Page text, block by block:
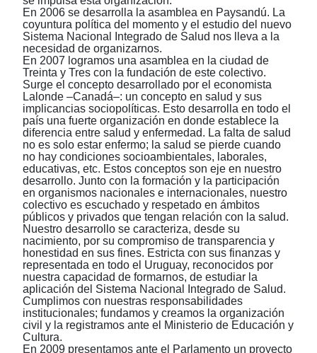
En 2006 se desarrolla la asamblea en Paysandú. La
coyuntura política del momento y el estudio del nuevo
Sistema Nacional Integrado de Salud nos lleva a la
necesidad de organizarnos.
En 2007 logramos una asamblea en la ciudad de
Treinta y Tres con la fundación de este colectivo.
Surge el concepto desarrollado por el economista
Lalonde –Canadá–: un concepto en salud y sus
implicancias sociopolíticas. Esto desarrolla en todo el
país una fuerte organización en donde establece la
diferencia entre salud y enfermedad. La falta de salud
no es solo estar enfermo; la salud se pierde cuando
no hay condiciones socioambientales, laborales,
educativas, etc. Estos conceptos son eje en nuestro
desarrollo. Junto con la formación y la participación
en organismos nacionales e internacionales, nuestro
colectivo es escuchado y respetado en ámbitos
públicos y privados que tengan relación con la salud.
Nuestro desarrollo se caracteriza, desde su
nacimiento, por su compromiso de transparencia y
honestidad en sus fines. Estricta con sus finanzas y
representada en todo el Uruguay, reconocidos por
nuestra capacidad de formarnos, de estudiar la
aplicación del Sistema Nacional Integrado de Salud.
Cumplimos con nuestras responsabilidades
institucionales; fundamos y creamos la organización
civil y la registramos ante el Ministerio de Educación y
Cultura.
En 2009 presentamos ante el Parlamento un proyecto